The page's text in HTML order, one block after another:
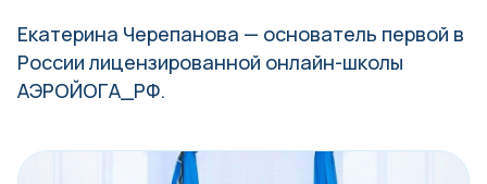
Екатерина Черепанова — основатель первой в
России лицензированной онлайн-школы
АЭРОЙОГА_РФ.